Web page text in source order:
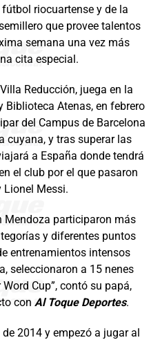
riocuartense y de la
que provee talentos
semana una vez más
cita especial.
Reducción, juega en la
Atenas, en febrero
del Campus de Barcelona
cuyana, y tras superar las
a España donde tendrá
el club por el que pasaron
Lionel Messi.
Mendoza participaron más
y diferentes puntos
entrenamientos intensos
seleccionaron a 15 nenes
Cup”, contó su papá,
con Al Toque Deportes.
2014 y empezó a jugar al